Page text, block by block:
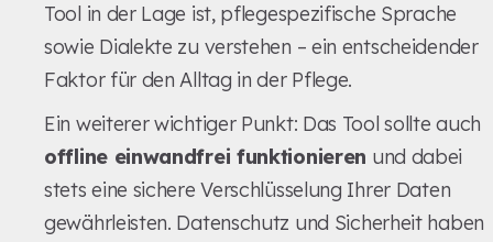
Tool in der Lage ist, pflegespezifische Sprache
sowie Dialekte zu verstehen – ein entscheidender
Faktor für den Alltag in der Pflege.
Ein weiterer wichtiger Punkt: Das Tool sollte auch
offline einwandfrei funktionieren und dabei
stets eine sichere Verschlüsselung Ihrer Daten
gewährleisten. Datenschutz und Sicherheit haben